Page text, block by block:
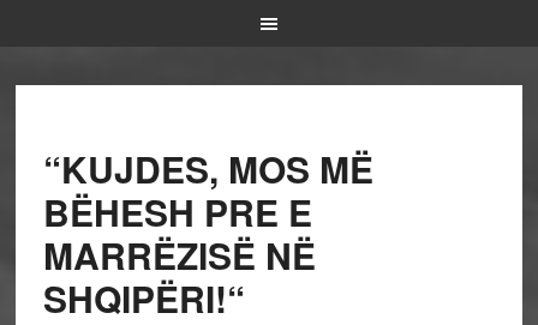
“KUJDES, MOS MË
BËHESH PRE E
MARRËZISË NË
SHQIPËRI!“